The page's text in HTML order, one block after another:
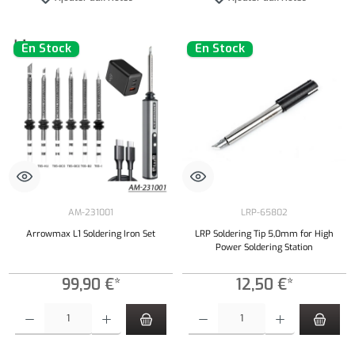
En Stock
AM-231001
Arrowmax L1 Soldering Iron Set
99,90 €*
En Stock
LRP-65802
LRP Soldering Tip 5,0mm for High
Power Soldering Station
12,50 €*